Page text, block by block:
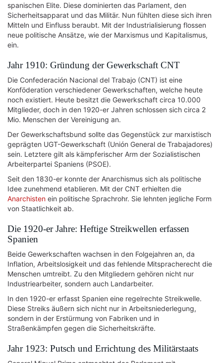
spanischen Elite. Diese dominierten das Parlament, den
Sicherheitsapparat und das Militär. Nun fühlten diese sich ihren
Mitteln und Einfluss beraubt. Mit der Industrialisierung flossen
neue politische Ansätze, wie der Marxismus und Kapitalismus,
ein.
Jahr 1910: Gründung der Gewerkschaft CNT
Die Confederación Nacional del Trabajo (CNT) ist eine
Konföderation verschiedener Gewerkschaften, welche heute
noch existiert. Heute besitzt die Gewerkschaft circa 10.000
Mitglieder, doch in den 1920-er Jahren schlossen sich circa 2
Mio. Menschen der Vereinigung an.
Der Gewerkschaftsbund sollte das Gegenstück zur marxistisch
geprägten UGT-Gewerkschaft (Unión General de Trabajadores)
sein. Letztere gilt als kämpferischer Arm der Sozialistischen
Arbeiterpartei Spaniens (PSOE).
Seit den 1830-er konnte der Anarchismus sich als politische
Idee zunehmend etablieren. Mit der CNT erhielten die
Anarchisten ein politische Sprachrohr. Sie lehnten jegliche Form
von Staatlichkeit ab.
Die 1920-er Jahre: Heftige Streikwellen erfassen
Spanien
Beide Gewerkschaften wachsen in den Folgejahren an, da
Inflation, Arbeitslosigkeit und das fehlende Mitspracherecht die
Menschen umtreibt. Zu den Mitgliedern gehören nicht nur
Industriearbeiter, sondern auch Landarbeiter.
In den 1920-er erfasst Spanien eine regelrechte Streikwelle.
Diese Streiks äußern sich nicht nur in Arbeitsniederlegung,
sondern in der Erstürmung von Fabriken und in
Straßenkämpfen gegen die Sicherheitskräfte.
Jahr 1923: Putsch und Errichtung des Militärstaats